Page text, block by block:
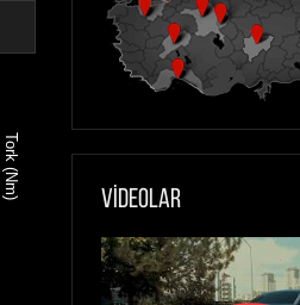
Tork (Nm) VİDEOLAR